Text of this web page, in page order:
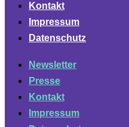
Kontakt
Impressum
Datenschutz
Newsletter
Presse
Kontakt
Impressum